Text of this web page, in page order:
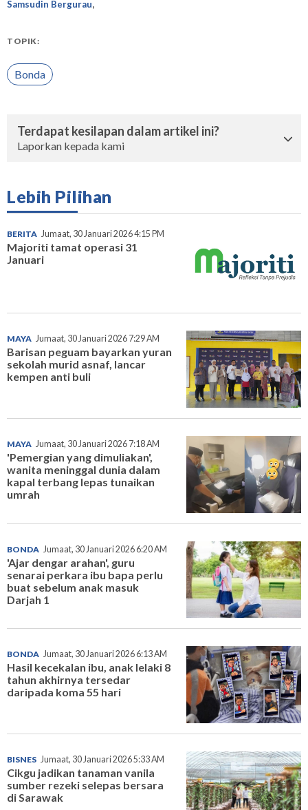
Samsudin Bergurau
TOPIK:
Bonda
Terdapat kesilapan dalam artikel ini?
Laporkan kepada kami
Lebih Pilihan
BERITA Jumaat, 30 Januari 2026 4:15 PM
Majoriti tamat operasi 31
Januari
MAYA Jumaat, 30 Januari 2026 7:29 AM
Barisan peguam bayarkan yuran
sekolah murid asnaf, lancar
kempen anti buli
MAYA Jumaat, 30 Januari 2026 7:18 AM
'Pemergian yang dimuliakan',
wanita meninggal dunia dalam
kapal terbang lepas tunaikan
umrah
BONDA Jumaat, 30 Januari 2026 6:20 AM
'Ajar dengar arahan', guru
senarai perkara ibu bapa perlu
buat sebelum anak masuk
Darjah 1
BONDA Jumaat, 30 Januari 2026 6:13 AM
Hasil kecekalan ibu, anak lelaki 8
tahun akhirnya tersedar
daripada koma 55 hari
BISNES Jumaat, 30 Januari 2026 5:33 AM
Cikgu jadikan tanaman vanila
sumber rezeki selepas bersara
di Sarawak